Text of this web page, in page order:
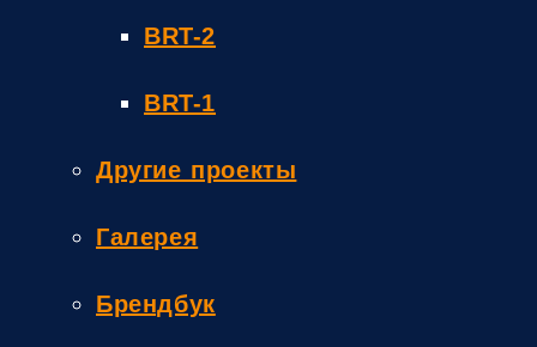
BRT-2
BRT-1
Другие проекты
Галерея
Брендбук